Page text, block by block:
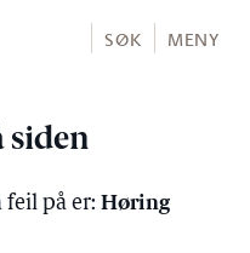
SØK MENY
siden
feil på er: Høring